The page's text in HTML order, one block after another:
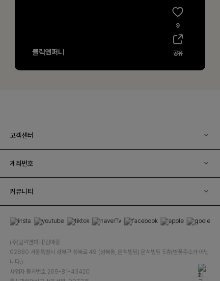
고객센터
계좌번호
커뮤니티
(주)클릭앤퍼니/김예중
02880 서울특별시 성북구 성북로 49 (성북동, 운석빌딩) 운석빌딩 5층(반품주소가 아닙
니다.)
사업자 등록번호 209-81-43420